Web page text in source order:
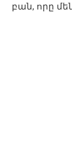
բան, որը